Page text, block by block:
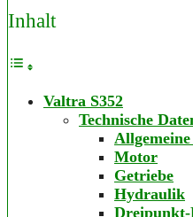
Inhalt
Valtra S352
Technische
Motor
Getriebe
Hydraulik